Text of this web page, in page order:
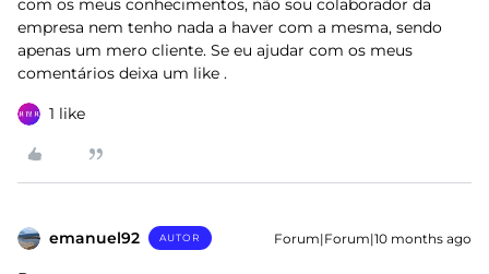
com os meus conhecimentos, não sou colaborador da
empresa nem tenho nada a haver com a mesma, sendo
apenas um mero cliente. Se eu ajudar com os meus
comentários deixa um like .
1 like
emanuel92 AUTOR Forum|Forum|10 months ago